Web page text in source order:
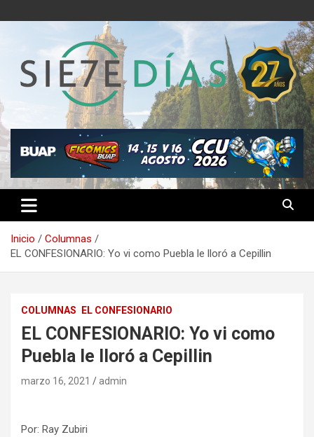
al
Semanario 7 Días
Inicio
Columnas
EL CONFESIONARIO: Yo vi como Puebla le lloró a Cepillin
COLUMNAS EL CONFESIONARIO
EL CONFESIONARIO: Yo vi como
Puebla le lloró a Cepillin
marzo 16, 2021 admin
Por: Ray Zubiri